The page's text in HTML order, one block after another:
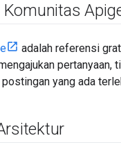
adalah referensi
yang ada